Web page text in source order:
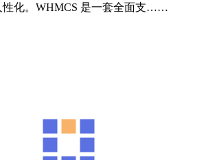
性化。WHMCS 是一套全面支……